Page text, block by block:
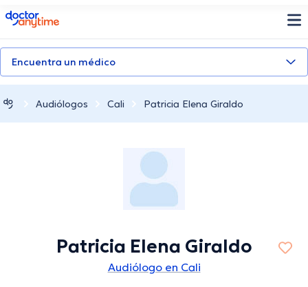
doctoranytime
Encuentra un médico
Audiólogos Cali Patricia Elena Giraldo
Patricia Elena Giraldo
Audiólogo en Cali